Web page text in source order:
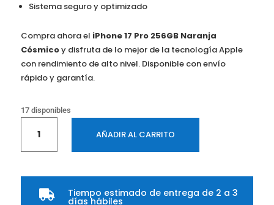
Sistema seguro y optimizado
Compra ahora el iPhone 17 Pro 256GB Naranja
Cósmicoy disfruta de lo mejor de la tecnología Apple
con rendimiento de alto nivel. Disponible con envío
rápido y garantía.
17 disponibles
Pro
Naranja
Cosmico
AÑADIR AL CARRITO
 Tiempo estimado de entrega de 2 a 3
días hábiles